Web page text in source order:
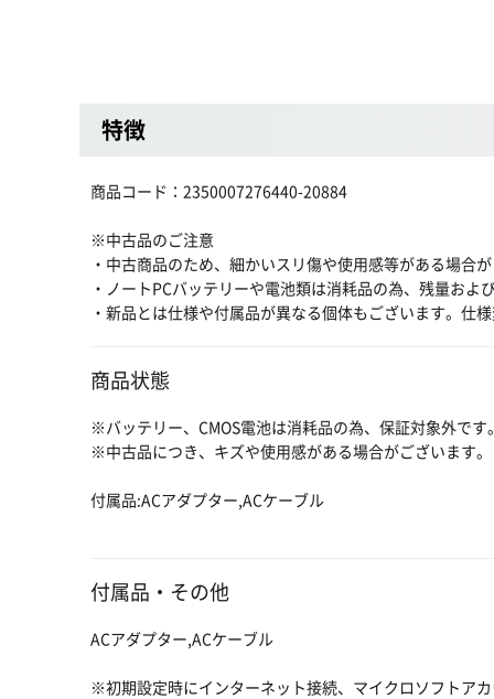
特徴
商品コード：2350007276440-20884
※中古品のご注意
・中古商品のため、細かいスリ傷や使用感等がある場合が
・ノートPCバッテリーや電池類は消耗品の為、残量お
・新品とは仕様や付属品が異なる個体もございます。仕
商品状態
※バッテリー、CMOS電池は消耗品の為、保証対象外です。
※中古品につき、キズや使用感がある場合がございます。
付属品:ACアダプター,ACケーブル
付属品・その他
ACアダプター,ACケーブル
※初期設定時にインターネット接続、マイクロソフトア